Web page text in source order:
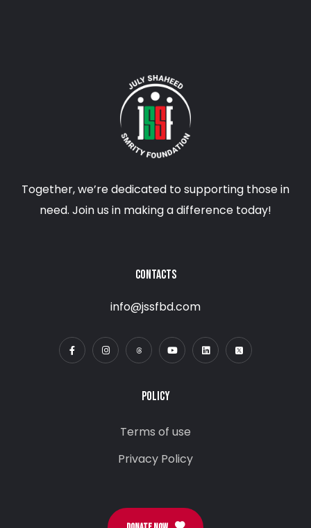
Together, we’re dedicated to supporting those in
need. Join us in making a difference today!
CONTACTS
info@jssfbd.com
POLICY
Terms of use
Privacy Policy